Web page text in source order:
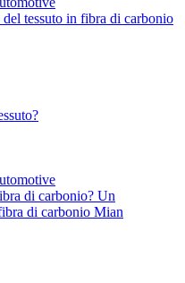
tessuto in fibra di carbonio
di carbonio? Un
di carbonio Mian